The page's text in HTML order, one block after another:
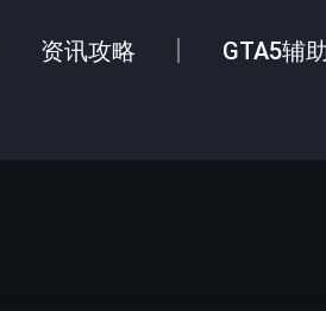
资讯攻略 GTA5辅